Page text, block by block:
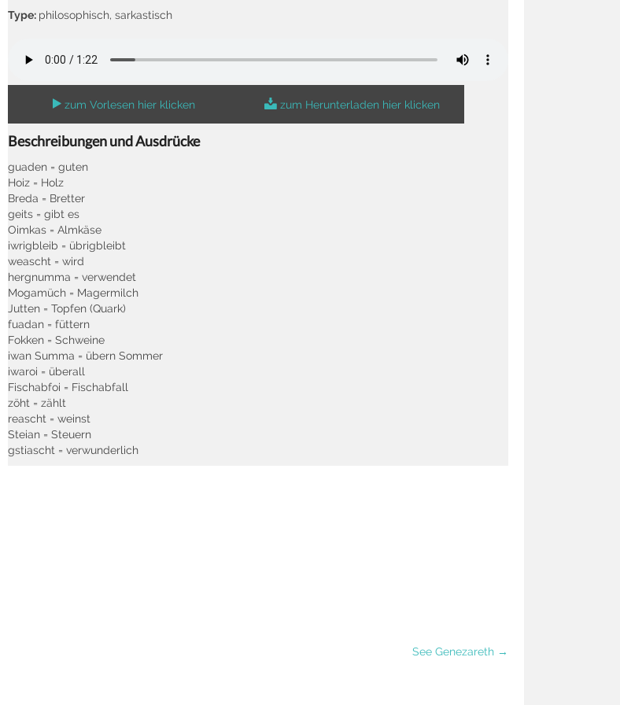
Type: philosophisch, sarkastisch
zum Vorlesen hier klicken zum Herunterladen hier klicken
Beschreibungen und Ausdrücke
guaden = guten
Hoiz = Holz
Breda = Bretter
geits = gibt es
Oimkas = Almkäse
iwrigbleib = übrigbleibt
weascht = wird
hergnumma = verwendet
Mogamüch = Magermilch
Jutten = Topfen (Quark)
fuadan = füttern
Fokken = Schweine
iwan Summa = übern Sommer
iwaroi = überall
Fischabfoi = Fischabfall
zöht = zählt
reascht = weinst
Steian = Steuern
gstiascht = verwunderlich
See Genezareth →